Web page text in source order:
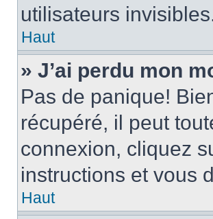
utilisateurs
Haut
» J’ai perdu mon
Pas de panique!
récupéré, il peut
connexion, cliquez
instructions et vous
Haut